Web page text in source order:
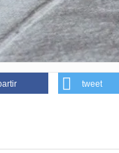
tweet